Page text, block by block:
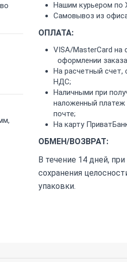
Нашим курьером по
Самовывоз из
ОПЛАТА:
VISA/MasterCard на
оформлении
На расчетный счет,
НДС;
Наличными при
наложенный платеж
почте;
На карту
ОБМЕН/ВОЗВРАТ:
В течение 14 дней,
сохранения
упаковки.